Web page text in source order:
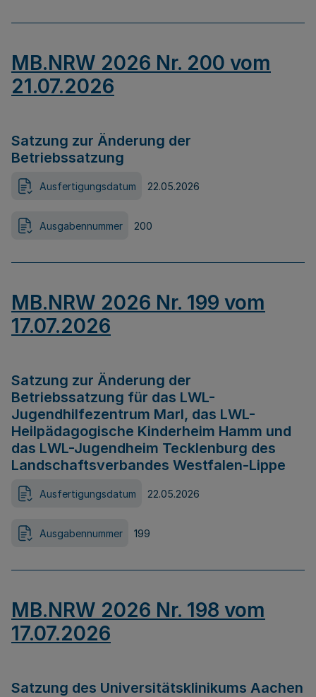
MB.NRW 2026 Nr. 200 vom
21.07.2026
Satzung zur Änderung der
Betriebssatzung
Ausfertigungsdatum 22.05.2026
Ausgabennummer 200
MB.NRW 2026 Nr. 199 vom
17.07.2026
Satzung zur Änderung der
Betriebssatzung für das LWL-
Jugendhilfezentrum Marl, das LWL-
Heilpädagogische Kinderheim Hamm und
das LWL-Jugendheim Tecklenburg des
Landschaftsverbandes Westfalen-Lippe
Ausfertigungsdatum 22.05.2026
Ausgabennummer 199
MB.NRW 2026 Nr. 198 vom
17.07.2026
Satzung des Universitätsklinikums Aachen